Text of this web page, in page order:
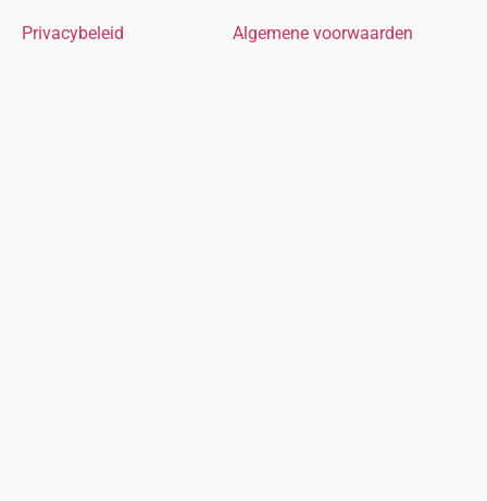
Privacybeleid Algemene voorwaarden